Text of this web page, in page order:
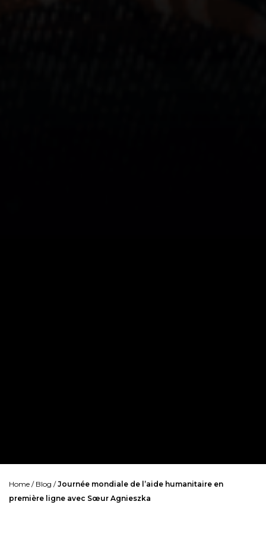
Home / Blog /Journée mondiale de l’aide humanitaire en
première ligne avec Sœur Agnieszka